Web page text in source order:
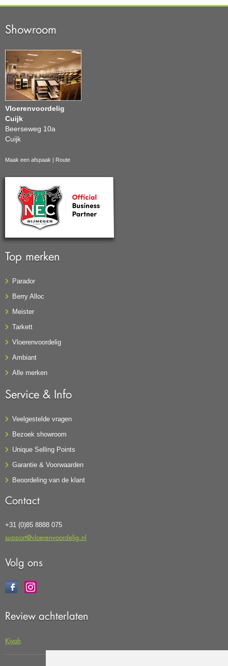
Showroom
Vloerenvoordelig
Cuijk
Beerseweg 10a
Cuijk
Maak een afspaak Route
Top merken
Parador
Berry Alloc
Meister
Tarkett
Vloerenvoordelig
Ambiant
Alle merken
Service & Info
Veelgestelde vragen
Bezoek showroom
Unique Selling Points
Garantie & Voorwaarden
Beoordeling van de klant
Contact
+31 (0)85 8888 075
support@vloerenvoordelig.nl
Volg ons
Review achterlaten
Kiyoh